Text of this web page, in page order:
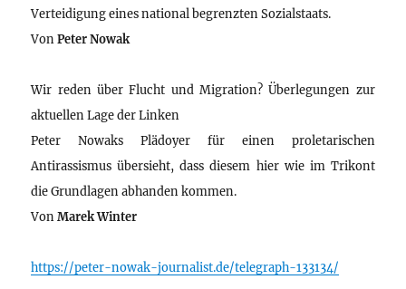
Verteidigung eines national begrenzten Sozialstaats.
VonPeter Nowak
Wir reden über Flucht und Migration? Überlegungen zur
aktuellen Lage der Linken
Peter Nowaks Plädoyer für einen proletarischen
Antirassismus übersieht, dass diesem hier wie im Trikont
die Grundlagen abhanden kommen.
VonMarek Winter
https://peter-nowak-journalist.de/telegraph-133134/